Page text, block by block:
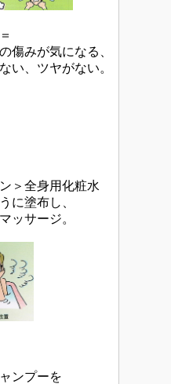
傷みが気になる、
い、ツヤがない。
＞全身用化粧水
に塗布し、
ッサージ。
ンプーを